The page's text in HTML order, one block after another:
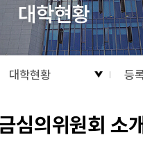
대학현황
대학현황 등
심의위원회 소